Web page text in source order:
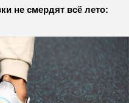
не смердят всё лето: